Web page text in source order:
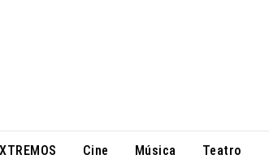
Cine Música Teatro